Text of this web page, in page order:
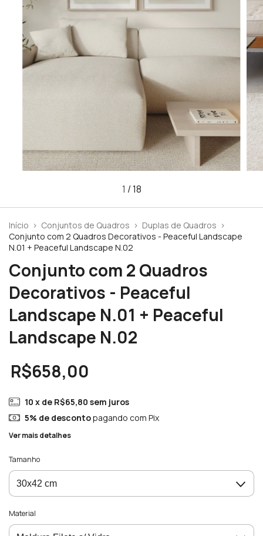
1 /18
Início > Conjuntos de Quadros > Duplas de Quadros >
Conjunto com 2 Quadros Decorativos - Peaceful Landscape
N.01 + Peaceful Landscape N.02
Conjunto com 2 Quadros
Decorativos - Peaceful
Landscape N.01 + Peaceful
Landscape N.02
R$658,00
10 x de R$65,80 sem juros
5% de descontopagando com Pix
Ver mais detalhes
Tamanho
Material